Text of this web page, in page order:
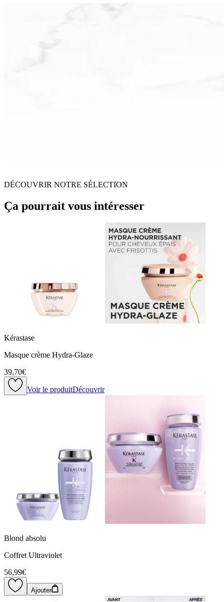
DÉCOUVRIR NOTRE SÉLECTION
Ça pourrait vous intéresser
Kérastase
Masque crème Hydra-Glaze
39,70€
Voir le produitDécouvrir
Blond absolu
Coffret Ultraviolet
56,99€
Ajouter